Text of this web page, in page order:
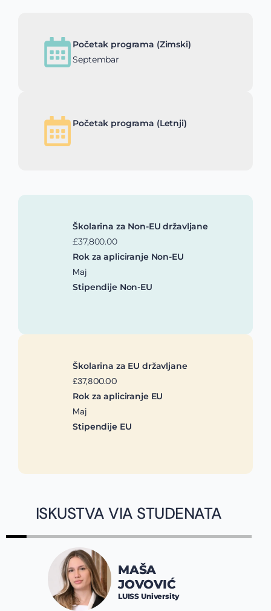
Početak programa (Zimski)
Septembar
Početak programa (Letnji)
Školarina za Non-EU državljane
£37,800.00
Rok za apliciranje Non-EU
Maj
Stipendije Non-EU
Školarina za EU državljane
£37,800.00
Rok za apliciranje EU
Maj
Stipendije EU
ISKUSTVA VIA STUDENATA
MAŠA
JOVOVIĆ
LUISS University